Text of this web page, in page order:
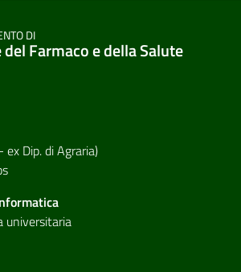
DI
del Farmaco e della Salute
Dip. di Agraria)
universitaria